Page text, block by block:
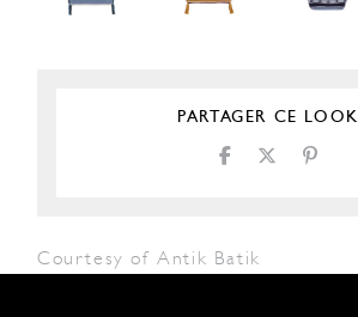
PARTAGER CE LOOK
Courtesy of Antik Batik